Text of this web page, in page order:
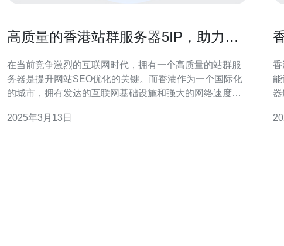
高质量的香港站群服务器5IP，助力您
在当前竞争激烈的互联网时代，拥有一个高质量的站群服
务器是提升网站SEO优化的关键。而香港作为一个国际化
的城市，拥有发达的互联网基础设施和强大的网络速度，
势主要体现在以下几个方面： 稳定的网络连接：香港拥有
2025年3月13日
香
能
们